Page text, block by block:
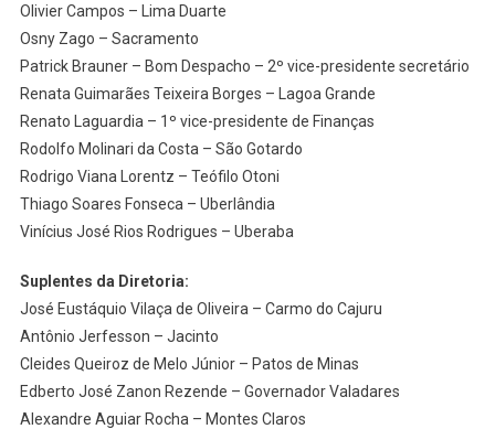
Olivier Campos – Lima Duarte
Osny Zago – Sacramento
Patrick Brauner – Bom Despacho – 2º vice-presidente secretário
Renata Guimarães Teixeira Borges – Lagoa Grande
Renato Laguardia – 1º vice-presidente de Finanças
Rodolfo Molinari da Costa – São Gotardo
Rodrigo Viana Lorentz – Teófilo Otoni
Thiago Soares Fonseca – Uberlândia
Vinícius José Rios Rodrigues – Uberaba
Suplentes da Diretoria:
José Eustáquio Vilaça de Oliveira – Carmo do Cajuru
Antônio Jerfesson – Jacinto
Cleides Queiroz de Melo Júnior – Patos de Minas
Edberto José Zanon Rezende – Governador Valadares
Alexandre Aguiar Rocha – Montes Claros